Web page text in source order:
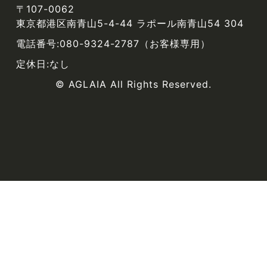
〒107-0062
東京都港区南青山5-4-44 ラポール南青山54 304
電話番号:080-9324-2787（お客様専用）
定休日:なし
© AGLAIA All Rights Reserved.